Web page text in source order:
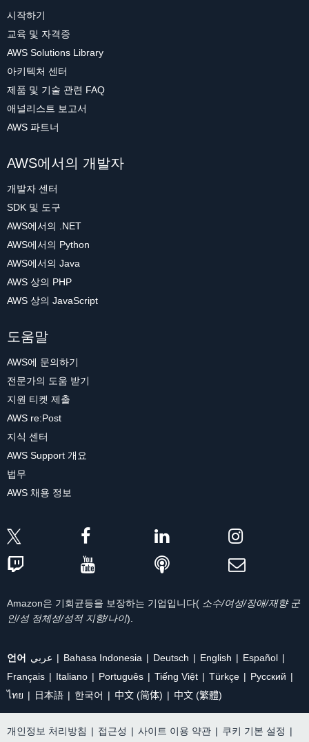
시작하기
교육 및 자격증
AWS Solutions Library
아키텍처 센터
제품 및 기술 관련 FAQ
애널리스트 보고서
AWS 파트너
AWS에서의 개발자
개발자 센터
SDK 및 도구
AWS에서의 .NET
AWS에서의 Python
AWS에서의 Java
AWS 상의 PHP
AWS 상의 JavaScript
도움말
AWS에 문의하기
전문가의 도움 받기
지원 티켓 제출
AWS re:Post
지식 센터
AWS Support 개요
법무
AWS 채용 정보
Amazon은 기회균등을 보장하는 기업입니다( 소수/여성/장애/재향 군
인/성 정체성/성적 지향/나이).
언어 عربي Bahasa Indonesia Deutsch English
Español
Français
Italiano Português Tiếng Việt Türkçe
Ρусский
ไทย
日本語 한국어 中文 (简体) 中文 (繁體)
개인정보 처리방침 | 접근성 | 사이트 이용 약관 | 쿠키 기본 설정 |